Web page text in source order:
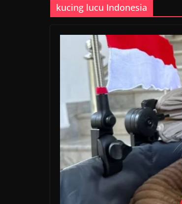
kucing lucu Indonesia